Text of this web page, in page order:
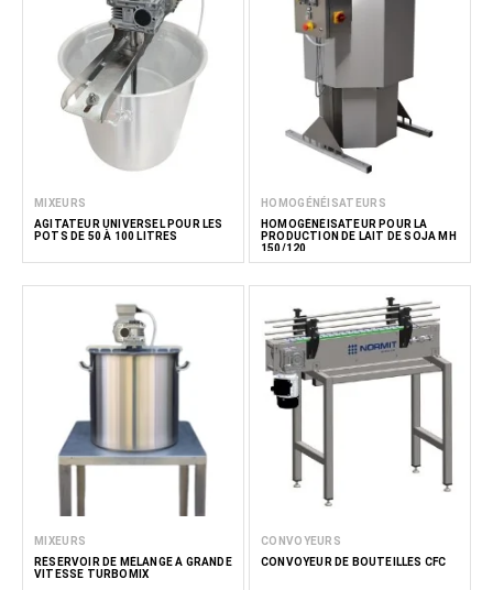
MIXEURS
AGITATEUR UNIVERSEL POUR LES
POTS DE 50 À 100 LITRES
HOMOGÉNÉISATEURS
HOMOGÉNÉISATEUR POUR LA
PRODUCTION DE LAIT DE SOJA MH
150/120
MIXEURS
RÉSERVOIR DE MÉLANGE À GRANDE
VITESSE TURBOMIX
CONVOYEURS
CONVOYEUR DE BOUTEILLES CFC